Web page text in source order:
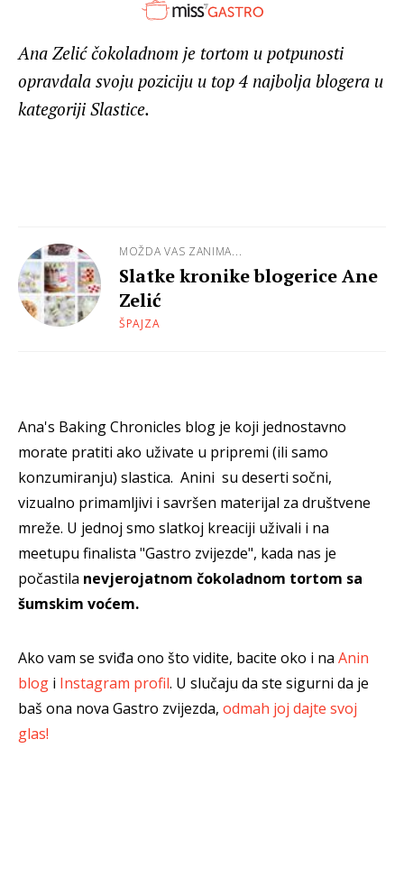
Ana Zelić čokoladnom je tortom u potpunosti
opravdala svoju poziciju u top 4 najbolja blogera u
kategoriji Slastice.
MOŽDA VAS ZANIMA...
Slatke kronike blogerice Ane
Zelić
ŠPAJZA
Ana's Baking Chronicles blog je koji jednostavno
morate pratiti ako uživate u pripremi (ili samo
konzumiranju) slastica. Anini su deserti sočni,
vizualno primamljivi i savršen materijal za društvene
mreže. U jednoj smo slatkoj kreaciji uživali i na
meetupu finalista "Gastro zvijezde", kada nas je
počastila nevjerojatnom čokoladnom tortom sa
šumskim voćem.
Ako vam se sviđa ono što vidite, bacite oko i na Anin
blog i Instagram profil. U slučaju da ste sigurni da je
baš ona nova Gastro zvijezda, odmah joj dajte svoj
glas!